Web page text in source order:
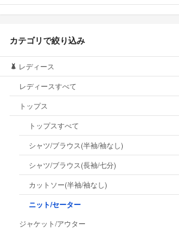
カテゴリで絞り込み
レディース
レディースすべて
トップス
トップスすべて
シャツ/ブラウス(半袖/袖なし)
シャツ/ブラウス(長袖/七分)
カットソー(半袖/袖なし)
ニット/セーター
ジャケット/アウター